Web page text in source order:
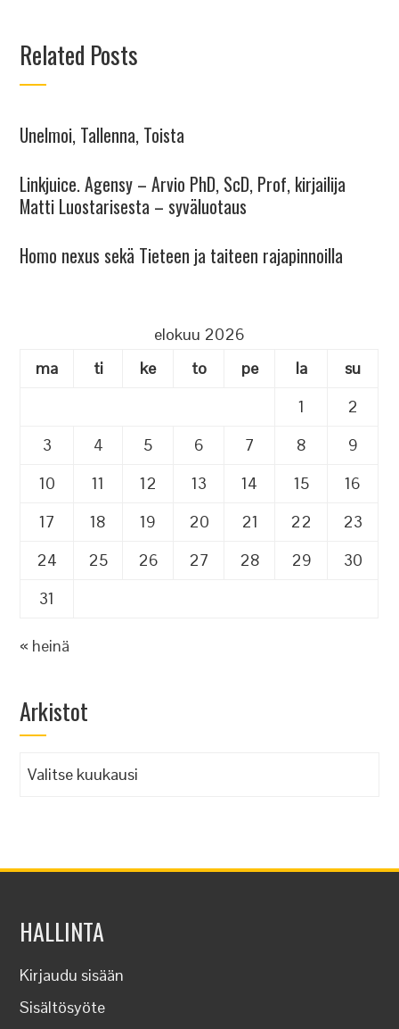
Related Posts
Unelmoi, Tallenna, Toista
Linkjuice. Agensy – Arvio PhD, ScD, Prof, kirjailija
Matti Luostarisesta – syväluotaus
Homo nexus sekä Tieteen ja taiteen rajapinnoilla
elokuu 2026
ma
ti ke to pe la
su
1
2
3
4 5 6 7 8
9
10
11 12 13 14 15
16
17
18 19 20 21 22
23
24
25 26 27 28 29
30
31
« heinä
Arkistot
Arkistot
HALLINTA
Kirjaudu sisään
Sisältösyöte